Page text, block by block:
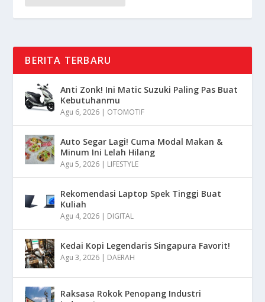
BERITA TERBARU
Anti Zonk! Ini Matic Suzuki Paling Pas Buat
Kebutuhanmu
Agu 6, 2026 | OTOMOTIF
Auto Segar Lagi! Cuma Modal Makan &
Minum Ini Lelah Hilang
Agu 5, 2026 | LIFESTYLE
Rekomendasi Laptop Spek Tinggi Buat
Kuliah
Agu 4, 2026 | DIGITAL
Kedai Kopi Legendaris Singapura Favorit!
Agu 3, 2026 | DAERAH
Raksasa Rokok Penopang Industri